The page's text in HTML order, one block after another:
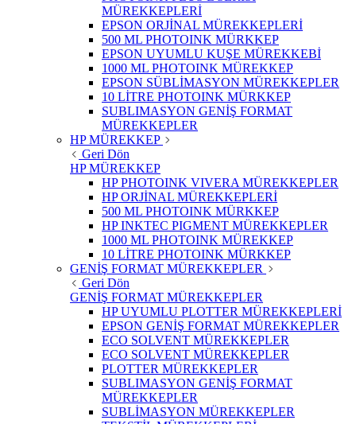
MÜREKKEPLERİ
EPSON ORJİNAL MÜREKKEPLERİ
500 ML PHOTOINK MÜRKKEP
EPSON UYUMLU KUŞE MÜREKKEBİ
1000 ML PHOTOINK MÜREKKEP
EPSON SÜBLİMASYON MÜREKKEPLER
10 LİTRE PHOTOINK MÜRKKEP
SUBLIMASYON GENİŞ FORMAT
MÜREKKEPLER
HP MÜREKKEP
Geri Dön
HP MÜREKKEP
HP PHOTOINK VIVERA MÜREKKEPLER
HP ORJİNAL MÜREKKEPLERİ
500 ML PHOTOINK MÜRKKEP
HP INKTEC PIGMENT MÜREKKEPLER
1000 ML PHOTOINK MÜREKKEP
10 LİTRE PHOTOINK MÜRKKEP
GENİŞ FORMAT MÜREKKEPLER
Geri Dön
GENİŞ FORMAT MÜREKKEPLER
HP UYUMLU PLOTTER MÜREKKEPLERİ
EPSON GENİŞ FORMAT MÜREKKEPLER
ECO SOLVENT MÜREKKEPLER
ECO SOLVENT MÜREKKEPLER
PLOTTER MÜREKKEPLER
SUBLIMASYON GENİŞ FORMAT
MÜREKKEPLER
SUBLİMASYON MÜREKKEPLER